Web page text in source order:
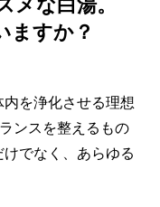
メな白湯。
ますか？
を浄化させる理想
ンスを整えるもの
でなく、あらゆる